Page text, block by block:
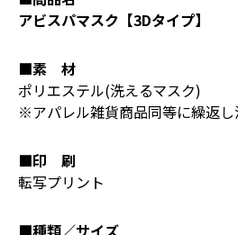
アビスパマスク【3Dタイプ】
■素 材
ポリエステル(洗えるマスク)
※アパレル雑貨商品同等に繰返し
■印 刷
転写プリント
■種類／サイズ